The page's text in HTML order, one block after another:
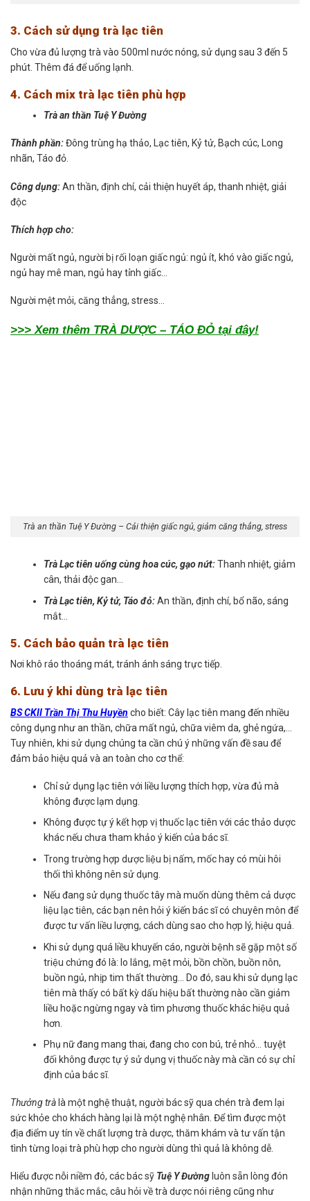
3. Cách sử dụng trà lạc tiên
Cho vừa đủ lượng trà vào 500ml nước nóng, sử dụng sau 3 đến 5
phút. Thêm đá để uống lạnh.
4. Cách mix trà lạc tiên phù hợp
Trà an thần Tuệ Y Đường
Thành phần:Đông trùng hạ thảo, Lạc tiên, Kỷ tử, Bạch cúc, Long
nhãn, Táo đỏ.
Công dụng:An thần, định chí, cải thiện huyết áp, thanh nhiệt, giải
độc
Thích hợp cho:
Người mất ngủ, người bị rối loạn giấc ngủ: ngủ ít, khó vào giấc ngủ,
ngủ hay mê man, ngủ hay tỉnh giấc…
Người mệt mỏi, căng thẳng, stress…
>>> Xem thêm TRÀ DƯỢC – TÁO ĐỎ tại đây!
Trà an thần Tuệ Y Đường – Cải thiện giấc ngủ, giảm căng thẳng, stress
Trà Lạc tiên uống cùng hoa cúc, gạo nứt:Thanh nhiệt, giảm
cân, thải độc gan…
Trà Lạc tiên, Kỷ tử, Táo đỏ:An thần, định chí, bổ não, sáng
mắt…
5. Cách bảo quản trà lạc tiên
Nơi khô ráo thoáng mát, tránh ánh sáng trực tiếp.
6. Lưu ý khi dùng trà lạc tiên
BS CKII Trần Thị Thu Huyền cho biết: Cây lạc tiên mang đến nhiều
công dụng như an thần, chữa mất ngủ, chữa viêm da, ghẻ ngứa,…
Tuy nhiên, khi sử dụng chúng ta cần chú ý những vấn đề sau để
đảm bảo hiệu quả và an toàn cho cơ thể:
Chỉ sử dụng lạc tiên với liều lượng thích hợp, vừa đủ mà
không được lạm dụng.
Không được tự ý kết hợp vị thuốc lạc tiên với các thảo dược
khác nếu chưa tham khảo ý kiến của bác sĩ.
Trong trường hợp dược liệu bị nấm, mốc hay có mùi hôi
thối thì không nên sử dụng.
Nếu đang sử dụng thuốc tây mà muốn dùng thêm cả dược
liệu lạc tiên, các bạn nên hỏi ý kiến bác sĩ có chuyên môn để
được tư vấn liều lượng, cách dùng sao cho hợp lý, hiệu quả.
Khi sử dụng quá liều khuyến cáo, người bệnh sẽ gặp một số
triệu chứng đó là: lo lắng, mệt mỏi, bồn chồn, buồn nôn,
buồn ngủ, nhịp tim thất thường… Do đó, sau khi sử dụng lạc
tiên mà thấy có bất kỳ dấu hiệu bất thường nào cần giảm
liều hoặc ngừng ngay và tìm phương thuốc khác hiệu quả
hơn.
Phụ nữ đang mang thai, đang cho con bú, trẻ nhỏ… tuyệt
đối không được tự ý sử dụng vị thuốc này mà cần có sự chỉ
định của bác sĩ.
Thưởng trà là một nghệ thuật, người bác sỹ qua chén trà đem lại
sức khỏe cho khách hàng lại là một nghệ nhân. Để tìm được một
địa điểm uy tín về chất lượng trà dược, thăm khám và tư vấn tận
tình từng loại trà phù hợp cho người dùng thì quả là không dễ.
Hiểu được nỗi niềm đó, các bác sỹ Tuệ Y Đường luôn sẵn lòng đón
nhận những thắc mắc, câu hỏi về trà dược nói riêng cũng như